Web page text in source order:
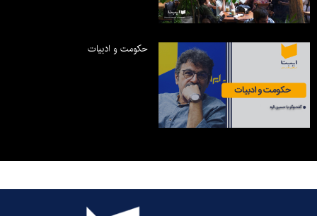
حکومت و ادبیات